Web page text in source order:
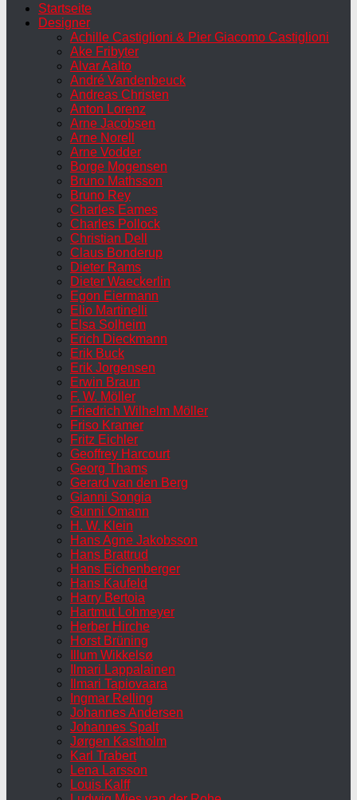
Startseite
Designer
Achille Castiglioni & Pier Giacomo Castiglioni
Ake Fribyter
Alvar Aalto
André Vandenbeuck
Andreas Christen
Anton Lorenz
Arne Jacobsen
Arne Norell
Arne Vodder
Borge Mogensen
Bruno Mathsson
Bruno Rey
Charles Eames
Charles Pollock
Christian Dell
Claus Bonderup
Dieter Rams
Dieter Waeckerlin
Egon Eiermann
Elio Martinelli
Elsa Solheim
Erich Dieckmann
Erik Buck
Erik Jorgensen
Erwin Braun
F. W. Möller
Friedrich Wilhelm Möller
Friso Kramer
Fritz Eichler
Geoffrey Harcourt
Georg Thams
Gerard van den Berg
Gianni Songia
Gunni Omann
H. W. Klein
Hans Agne Jakobsson
Hans Brattrud
Hans Eichenberger
Hans Kaufeld
Harry Bertoia
Hartmut Lohmeyer
Herber Hirche
Horst Brüning
Illum Wikkelsø
Ilmari Lappalainen
Ilmari Tapiovaara
Ingmar Relling
Johannes Andersen
Johannes Spalt
Jørgen Kastholm
Karl Trabert
Lena Larsson
Louis Kalff